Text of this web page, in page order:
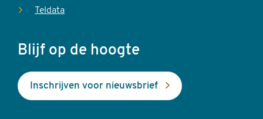
Teldata
Blijf op de hoogte
Inschrijven voor nieuwsbrief